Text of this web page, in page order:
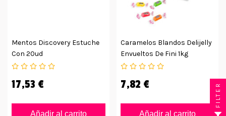
Mentos Discovery Estuche
Con 20ud
17,53 €
Añadir al carrito
Caramelos Blandos Delijelly
Envueltos De Fini 1kg
7,82 €
Añadir al carrito
FILTER